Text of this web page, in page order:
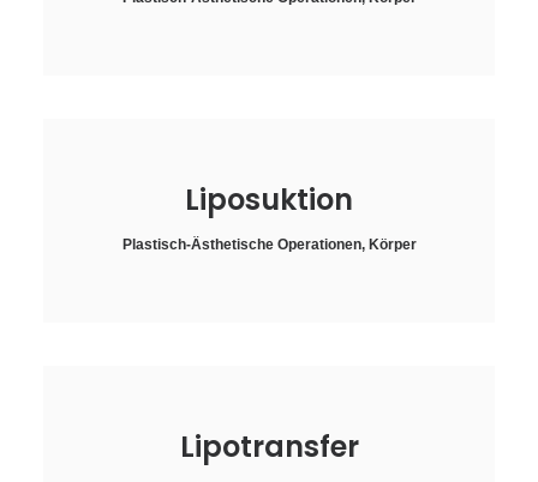
Liposuktion
Plastisch-Ästhetische Operationen, Körper
Lipotransfer